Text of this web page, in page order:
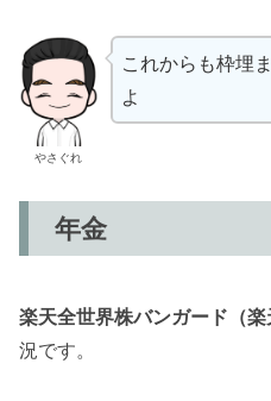
やさぐれ
これからも枠埋
よ
年金
楽天全世界株バンガード（楽
況です。